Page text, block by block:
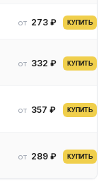
от 273 ₽ КУПИТЬ
от 332 ₽ КУПИТЬ
от 357 ₽ КУПИТЬ
от 289 ₽ КУПИТЬ